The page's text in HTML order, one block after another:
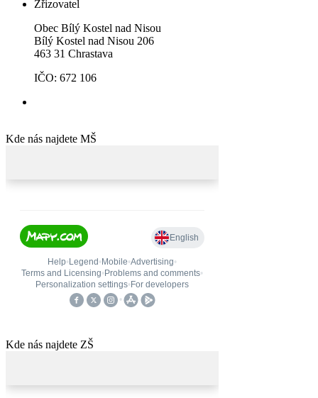
Zřizovatel
Obec Bílý Kostel nad Nisou
Bílý Kostel nad Nisou 206
463 31 Chrastava
IČO: 672 106
Kde nás najdete MŠ
Kde nás najdete ZŠ